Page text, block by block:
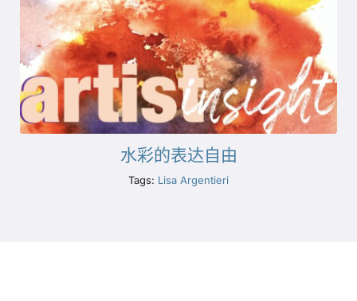
水彩的表达自由
Tags: Lisa Argentieri